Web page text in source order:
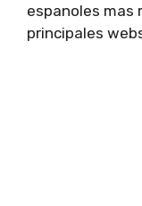
espanoles mas
principales